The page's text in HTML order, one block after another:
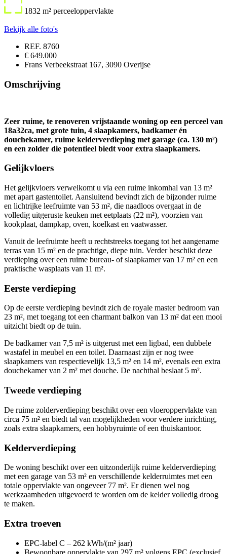
1832 m² perceeloppervlakte
Bekijk alle foto's
REF. 8760
€ 649.000
Frans Verbeekstraat 167, 3090 Overijse
Omschrijving
Zeer ruime, te renoveren vrijstaande woning op een perceel van
18a32ca, met grote tuin, 4 slaapkamers, badkamer én
douchekamer, ruime kelderverdieping met garage (ca. 130 m²)
en een zolder die potentieel biedt voor extra slaapkamers.
Gelijkvloers
Het gelijkvloers verwelkomt u via een ruime inkomhal van 13 m²
met apart gastentoilet. Aansluitend bevindt zich de bijzonder ruime
en lichtrijke leefruimte van 53 m², die naadloos overgaat in de
volledig uitgeruste keuken met eetplaats (22 m²), voorzien van
kookplaat, dampkap, oven, koelkast en vaatwasser.
Vanuit de leefruimte heeft u rechtstreeks toegang tot het aangename
terras van 15 m² en de prachtige, diepe tuin. Verder beschikt deze
verdieping over een ruime bureau- of slaapkamer van 17 m² en een
praktische wasplaats van 11 m².
Eerste verdieping
Op de eerste verdieping bevindt zich de royale master bedroom van
23 m², met toegang tot een charmant balkon van 13 m² dat een mooi
uitzicht biedt op de tuin.
De badkamer van 7,5 m² is uitgerust met een ligbad, een dubbele
wastafel in meubel en een toilet. Daarnaast zijn er nog twee
slaapkamers van respectievelijk 13,5 m² en 14 m², evenals een extra
douchekamer van 2 m² met douche. De nachthal beslaat 5 m².
Tweede verdieping
De ruime zolderverdieping beschikt over een vloeroppervlakte van
circa 75 m² en biedt tal van mogelijkheden voor verdere inrichting,
zoals extra slaapkamers, een hobbyruimte of een thuiskantoor.
Kelderverdieping
De woning beschikt over een uitzonderlijk ruime kelderverdieping
met een garage van 53 m² en verschillende kelderruimtes met een
totale oppervlakte van ongeveer 77 m². Er dienen wel nog
werkzaamheden uitgevoerd te worden om de kelder volledig droog
te maken.
Extra troeven
EPC-label C – 262 kWh/(m² jaar)
Bewoonbare oppervlakte van 297 m² volgens EPC (exclusief